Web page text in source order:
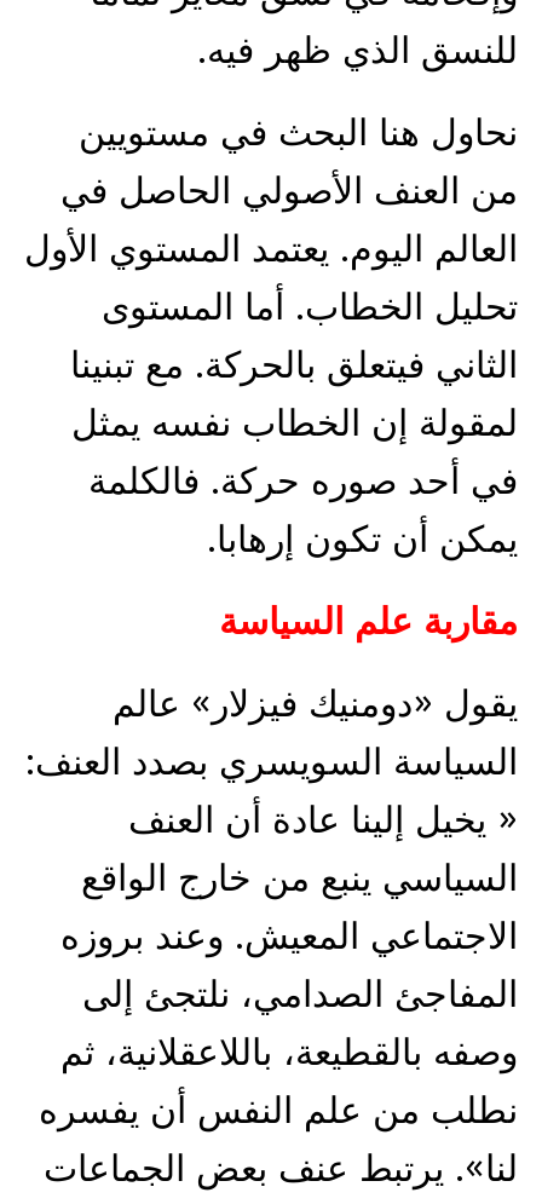
للنسق الذي ظهر فيه.
نحاول هنا البحث في مستويين
من العنف الأصولي الحاصل في
العالم اليوم. يعتمد المستوي الأول
تحليل الخطاب. أما المستوى
الثاني فيتعلق بالحركة. مع تبنينا
لمقولة إن الخطاب نفسه يمثل
في أحد صوره حركة. فالكلمة
يمكن أن تكون إرهابا.
مقاربة علم السياسة
يقول «دومنيك فيزلار» عالم
السياسة السويسري بصدد العنف:
« يخيل إلينا عادة أن العنف
السياسي ينبع من خارج الواقع
الاجتماعي المعيش. وعند بروزه
المفاجئ الصدامي، نلتجئ إلى
وصفه بالقطيعة، باللاعقلانية، ثم
نطلب من علم النفس أن يفسره
لنا». يرتبط عنف بعض الجماعات